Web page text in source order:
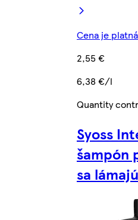
Cena je
2,55 €
6,38 €/l
Quantity
Syoss
šampón
sa